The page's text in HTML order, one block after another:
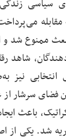
سیاسی
مقابله
ممنوع شد و
شاهد
انتخابی
فضای سرشار
باعث
شد. یکی از